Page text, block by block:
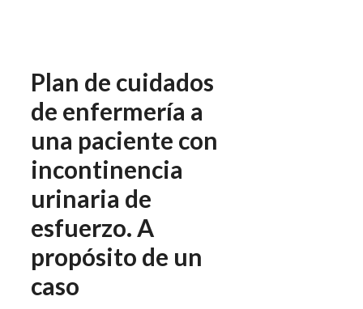
Plan de cuidados
de enfermería a
una paciente con
incontinencia
urinaria de
esfuerzo. A
propósito de un
caso